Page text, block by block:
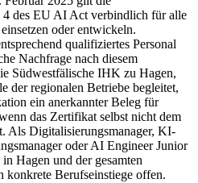
des EU AI Act verbindlich für alle
oder entwickeln.
qualifiziertes Personal
Nachfrage nach diesem
Südwestfälische IHK zu Hagen,
der regionalen Betriebe begleitet,
ein anerkannter Beleg für
das Zertifikat selbst nicht dem
Als Digitalisierungsmanager, KI-
oder AI Engineer Junior
Hagen und der gesamten
konkrete Berufseinstiege offen.